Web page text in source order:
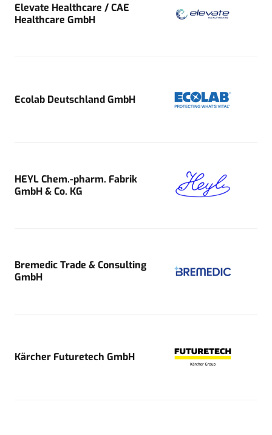
Elevate Healthcare / CAE
Healthcare GmbH
Ecolab Deutschland GmbH
HEYL Chem.-pharm. Fabrik
GmbH & Co. KG
Bremedic Trade & Consulting
GmbH
Kärcher Futuretech GmbH